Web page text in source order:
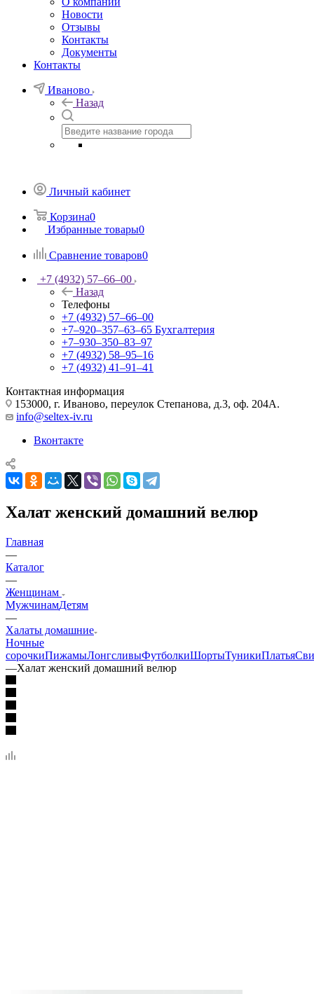
Новости
Отзывы
Контакты
Документы
Контакты
Иваново
Назад
Личный кабинет
Корзина0
Избранные товары0
Сравнение товаров0
+7 (4932) 57‒66‒00
Назад
Телефоны
+7 (4932) 57‒66‒00
+7‒920‒357‒63‒65 Бухгалтерия
+7‒930‒350‒83‒97
+7 (4932) 58‒95‒16
+7 (4932) 41‒91‒41
Контактная информация
153000, г. Иваново, переулок Степанова, д.3, оф. 204А.
info@seltex-iv.ru
Вконтакте
Халат женский домашний велюр
Главная
—
Каталог
—
Женщинам
МужчинамДетям
—
Халаты домашние
Ночные
сорочкиПижамыЛонгсливыФутболкиШортыТуникиПлатья
—Халат женский домашний велюр